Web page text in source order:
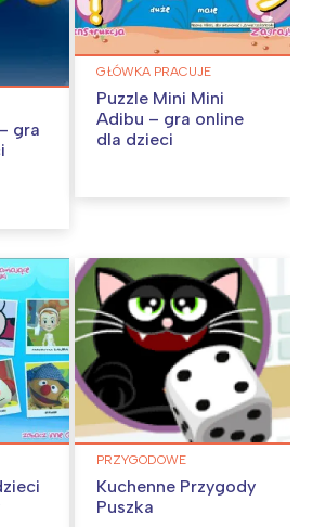
gra
GŁÓWKA PRACUJE
Puzzle Mini Mini
Adibu – gra online
dla dzieci
PRZYGODOWE
Kuchenne Przygody
Puszka